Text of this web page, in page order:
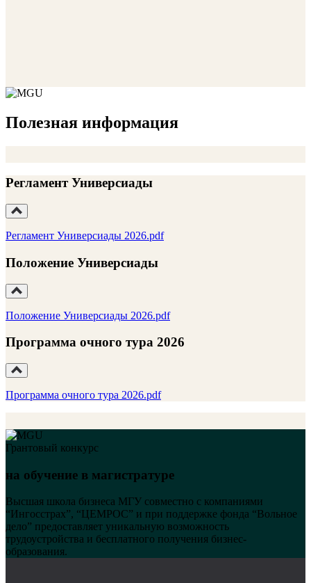
Полезная информация
Регламент Универсиады
Регламент Универсиады 2026.pdf
Положение Универсиады
Положение Универсиады 2026.pdf
Программа очного тура 2026
Программа очного тура 2026.pdf
Грантовый конкурс
на обучение в магистратуре
Высшая школа бизнеса МГУ совместно с компаниями
“Ингосстрах”, “ЦЕМРОС” и при поддержке фонда “Вольное
дело” предоставляет уникальную возможность
трудоустройства и бесплатного получения бизнес-
образования.